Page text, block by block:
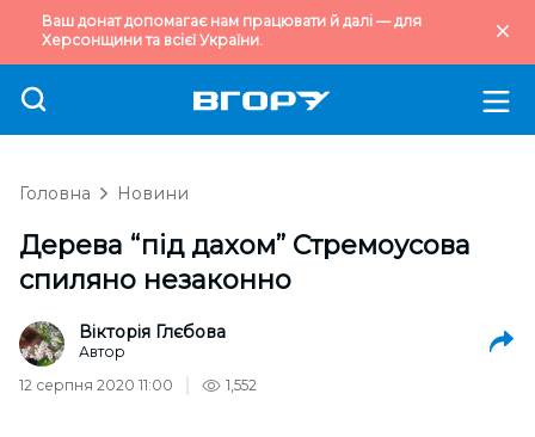
Ваш донат допомагає нам працювати й далі — для
Херсонщини та всієї України.
Головна Новини
Дерева “під дахом” Стремоусова
спиляно незаконно
Вікторія Глєбова
Автор
12 серпня 2020 11:00
1,552